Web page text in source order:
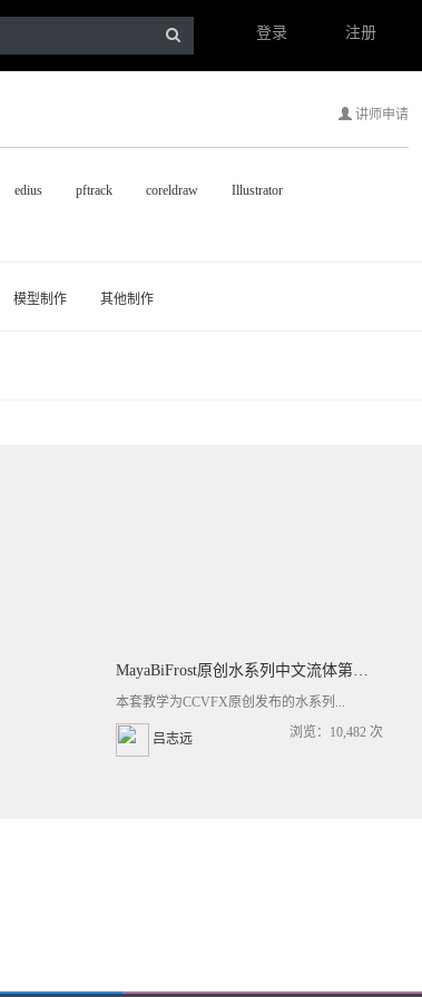
登录 注册
讲师申请
edius pftrack coreldraw Illustrator
模型制作 其他制作
MayaBiFrost原创水系列中文流体第三套BF基础/高阶案例全流程教学
本套教学为CCVFX原创发布的水系列...
吕志远 浏览：10,482 次